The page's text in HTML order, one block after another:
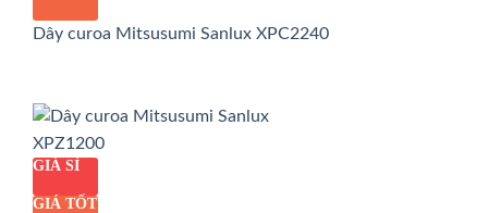
Dây curoa Mitsusumi Sanlux XPC2240
GIÁ SỈ
GIÁ TỐT